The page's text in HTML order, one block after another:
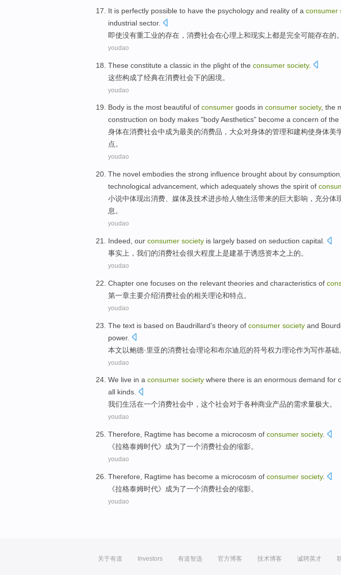
It is perfectly possible to have the psychology and reality of a consumer
industrial sector.
即使没有重工业的存在， 消费社会在心理上和现实 上都是完全可能存在的。
youdao
These constitute a classic in the plight of the consumer society.
这些构成了经典在消费社会下的困境。
youdao
Body is the most beautiful of consumer goods in consumer society, the
construction on body makes "body Aesthetics" become a concern of the
身体在消费社会中成为最美的消费品 ，大众对身体的管理和建构使身体美
点。
youdao
The novel embodies the strong influence brought about by consumption
technological advancement which adequately shows the spirit of
小说中体现出消费 媒体及技术进步给人物生活带来的巨大影响 ， 充分体
息 。
youdao
Indeed our consumer society is largely based on seduction capital
事实上 ， 我们的消费社会很大程度上是建基于诱惑资本之上的。
youdao
Chapter one focuses on the relevant theories and characteristics of
第一章主要介绍消费社会的相关理论和特点。
youdao
The text is based on Baudrillard's theory of consumer society and
power.
本文以鲍德·里亚的消费社会理论和布尔迪 厄的符号权力理论作为写作基础
youdao
We live in a consumer society where there is an enormous demand for
all kinds.
我们生活在一个消费社会中，这个社会对于各种商业产品的需求量极大。
youdao
Therefore, Ragtime has become a microcosm of consumer society.
《拉格泰姆时代》 成为了一个消费社会的缩影。
youdao
Therefore, Ragtime has become a microcosm of consumer society.
《拉格泰姆时代》 成为了一个消费社会的缩影。
youdao
关于有道 Investors 有道智选 官方博客 技术博客 诚聘英才